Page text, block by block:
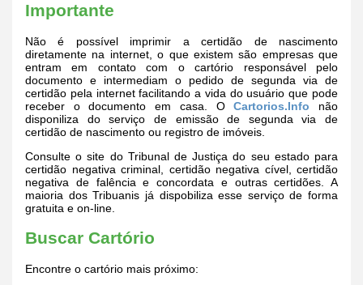
Importante
Não é possível imprimir a certidão de nascimento
diretamente na internet, o que existem são empresas que
entram em contato com o cartório responsável pelo
documento e intermediam o pedido de segunda via de
certidão pela internet facilitando a vida do usuário que pode
receber o documento em casa. OCartorios.Info não
disponiliza do serviço de emissão de segunda via de
certidão de nascimento ou registro de imóveis.
Consulte o site do Tribunal de Justiça do seu estado para
certidão negativa criminal, certidão negativa cível, certidão
negativa de falência e concordata e outras certidões. A
maioria dos Tribuanis já dispobiliza esse serviço de forma
gratuita e on-line.
Buscar Cartório
Encontre o cartório mais próximo: